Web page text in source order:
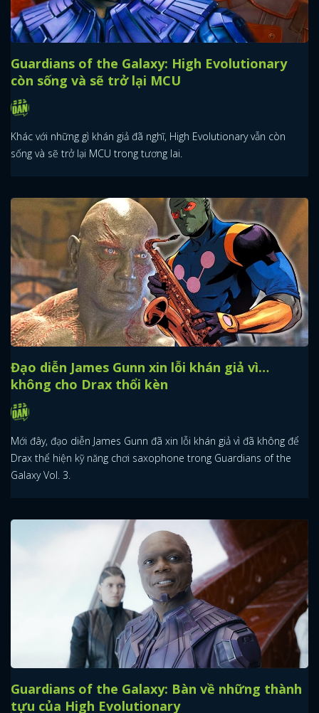
Guardians of the Galaxy: High Evolutionary
còn sống và sẽ trở lại MCU
Khác với những gì khán giả đã nghĩ, High Evolutionary vẫn còn
sống và sẽ trở lại MCU trong tương lai.
Đạo diễn James Gunn xin lỗi khán giả vì…
không cho Drax thổi kèn
Mới đây, đạo diễn James Gunn đã xin lỗi khán giả vì đã không để
Drax thể hiện kỹ năng chơi saxophone trong Guardians of the
Galaxy Vol. 3.
Guardians of the Galaxy: Bàn về những thành
tựu của High Evolutionary